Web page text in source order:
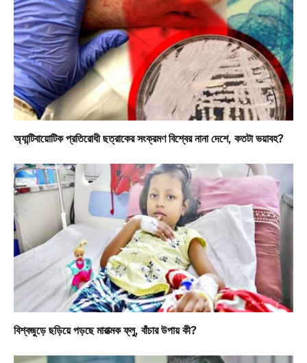
অ্যান্টিবায়োটিক প্রতিরোধী ছত্রাকের সংক্রমণ বিশ্বের নানা দেশে, কতটা ভয়াবহ?
বিশ্বজুড়ে ছড়িয়ে পড়ছে মারাত্মক ফ্লু, বাঁচার উপায় কী?